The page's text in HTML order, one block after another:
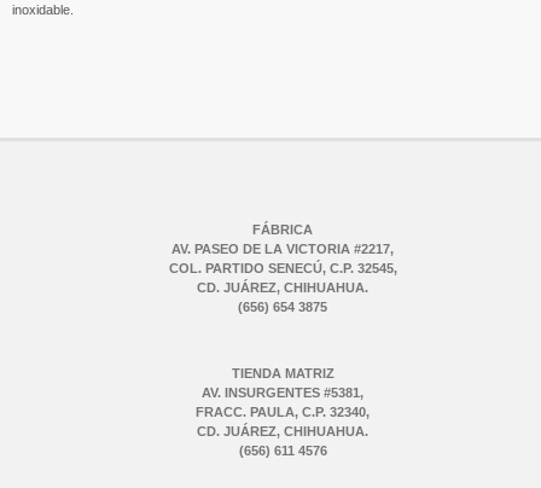
inoxidable.
FÁBRICA
AV. PASEO DE LA VICTORIA #2217,
COL. PARTIDO SENECÚ, C.P. 32545,
CD. JUÁREZ, CHIHUAHUA.
(656) 654 3875
TIENDA MATRIZ
AV. INSURGENTES #5381,
FRACC. PAULA, C.P. 32340,
CD. JUÁREZ, CHIHUAHUA.
(656) 611 4576